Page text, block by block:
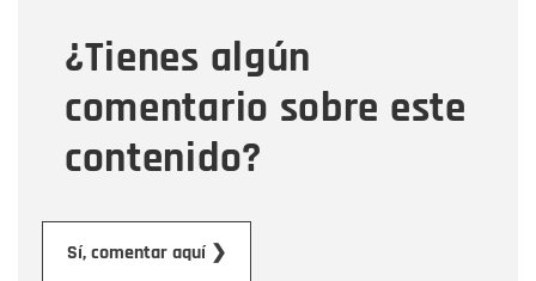
¿Tienes algún
comentario sobre este
contenido?
Sí, comentar aquí ❯
Mensaje